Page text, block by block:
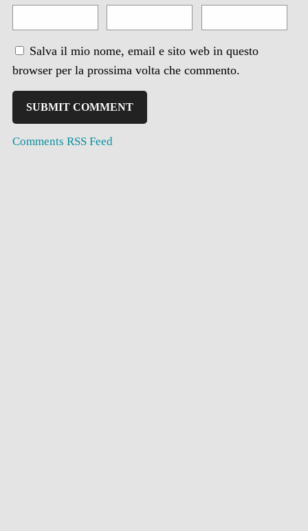
Salva il mio nome, email e sito web in questo
browser per la prossima volta che commento.
Comments RSS Feed